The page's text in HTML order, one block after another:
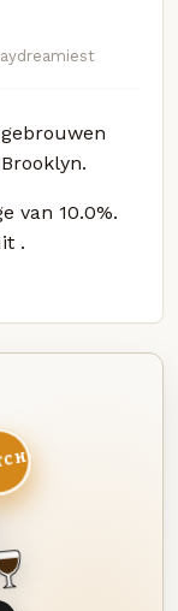
van 10.0%.
.